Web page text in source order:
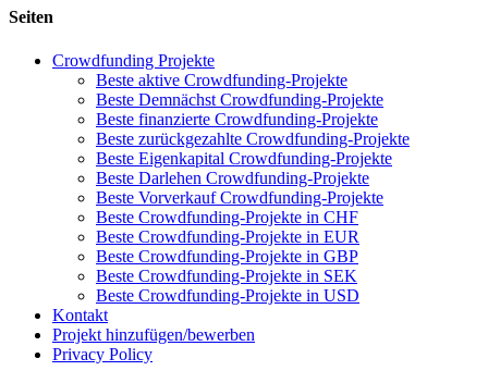
Seiten
Crowdfunding Projekte
Beste aktive Crowdfunding-Projekte
Beste Demnächst Crowdfunding-Projekte
Beste finanzierte Crowdfunding-Projekte
Beste zurückgezahlte Crowdfunding-Projekte
Beste Eigenkapital Crowdfunding-Projekte
Beste Darlehen Crowdfunding-Projekte
Beste Vorverkauf Crowdfunding-Projekte
Beste Crowdfunding-Projekte in CHF
Beste Crowdfunding-Projekte in EUR
Beste Crowdfunding-Projekte in GBP
Beste Crowdfunding-Projekte in SEK
Beste Crowdfunding-Projekte in USD
Kontakt
Projekt hinzufügen/bewerben
Privacy Policy